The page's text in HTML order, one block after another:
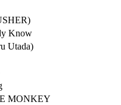
Know
Utada)
MONKEY